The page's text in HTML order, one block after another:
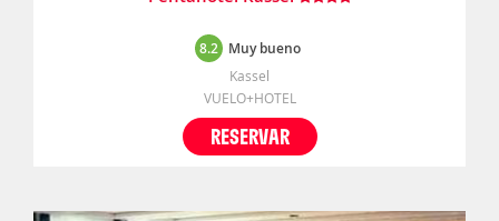
8.2 Muy bueno
Kassel
VUELO+HOTEL
RESERVAR